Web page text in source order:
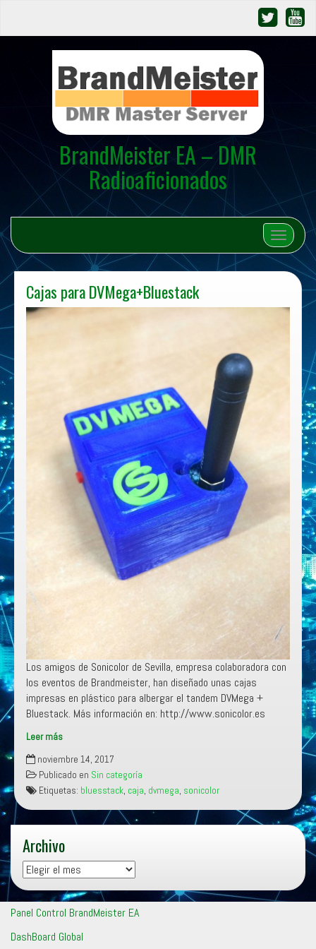
BrandMeister EA – DMR
Radioaficionados
Cambiar
Cajas para DVMega+Bluestack
Los amigos de Sonicolor de Sevilla, empresa colaboradora con
los eventos de Brandmeister, han diseñado unas cajas
impresas en plástico para albergar el tandem DVMega +
Bluestack. Más información en: http://www.sonicolor.es
Leer más
Cajas
para
DVMega+Bluestack
noviembre 14, 2017
Publicado en Sin categoría
Etiquetas: bluesstack, caja, dvmega, sonicolor
Archivo
Archivo
Panel Control BrandMeister EA
DashBoard Global